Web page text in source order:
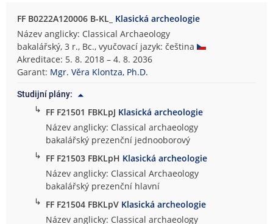
FF B0222A120006 B-KL_ Klasická archeologie
Název anglicky: Classical Archaeology
bakalářský, 3 r., Bc., vyučovací jazyk: čeština
Akreditace: 5. 8. 2018 – 4. 8. 2036
Garant: Mgr. Věra Klontza, Ph.D.
Studijní plány:
↳ FF F21501 FBKLpJ Klasická archeologie
Název anglicky: Classical archaeology
bakalářský prezenční jednooborový
↳ FF F21503 FBKLpH Klasická archeologie
Název anglicky: Classical Archaeology
bakalářský prezenční hlavní
↳ FF F21504 FBKLpV Klasická archeologie
Název anglicky: Classical archaeology